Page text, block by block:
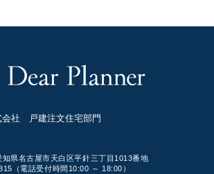
会社 戸建注文住宅部門
県名古屋市天白区平針三丁目1013番地
（電話受付時間10:00 ～ 18:00）